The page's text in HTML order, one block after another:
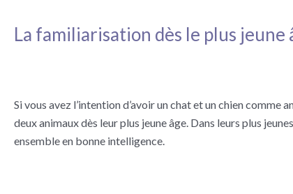
La familiarisation dès le plus jeune
Si vous avez l’intention d’avoir un chat et un chien
deux animaux dès leur plus jeune âge. Dans leurs plus
ensemble en bonne intelligence.